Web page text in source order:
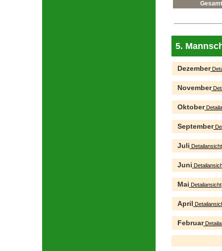
Gesamt
5.
Dezember
November
Oktober
September
Juli Detailansicht
Juni
Mai Detailansicht
April
Februar